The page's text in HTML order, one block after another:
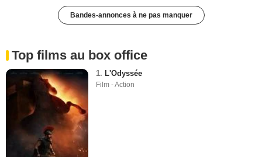
Bandes-annonces à ne pas manquer
Top films au box office
1. L'Odyssée
Film - Action